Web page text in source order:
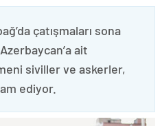
çatışmaları sona
ait
siviller ve askerler,
ediyor.